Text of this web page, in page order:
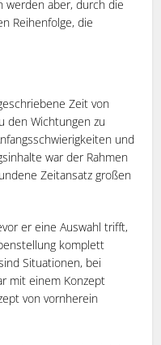
werden aber, durch die
Reihenfolge, die
Zeit von
den Wichtungen zu
und
war der Rahmen
Zeitansatz großen
er eine Auswahl trifft,
komplett
Situationen, bei
mit einem Konzept
von vornherein